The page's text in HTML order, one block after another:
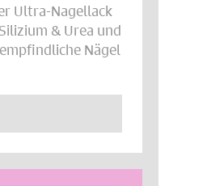
Ultra-Nagellack
& Urea und
Nägel